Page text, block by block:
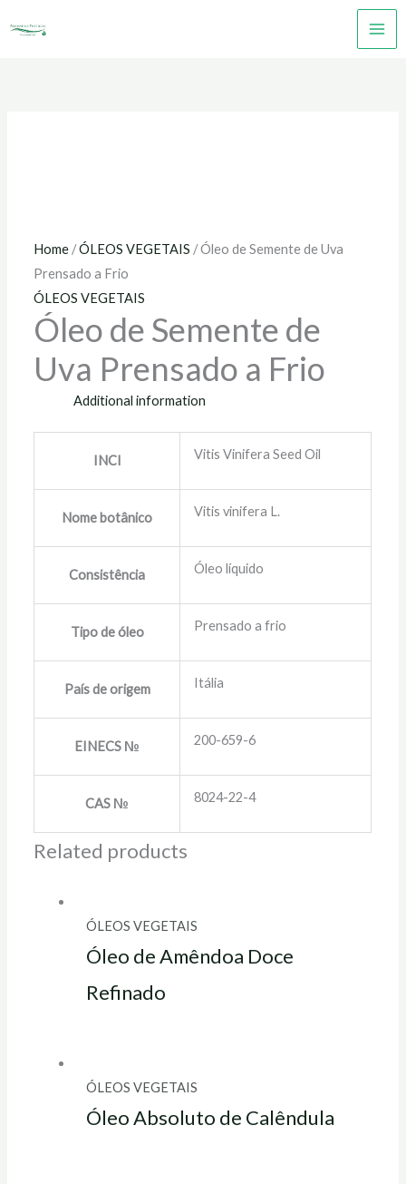
to
Home /ÓLEOS VEGETAIS / Óleo de Semente de Uva
Prensado a Frio
ÓLEOS VEGETAIS
Óleo de Semente de
Uva Prensado a Frio
Additional information
INCI Vitis Vinifera Seed Oil
Nome botânico Vitis vinifera L.
Consistência Óleo líquido
Tipo de óleo Prensado a frio
País de origem Itália
EINECS № 200-659-6
CAS № 8024-22-4
Related products
ÓLEOS VEGETAIS
Óleo de Amêndoa Doce
Refinado
ÓLEOS VEGETAIS
Óleo Absoluto de Calêndula